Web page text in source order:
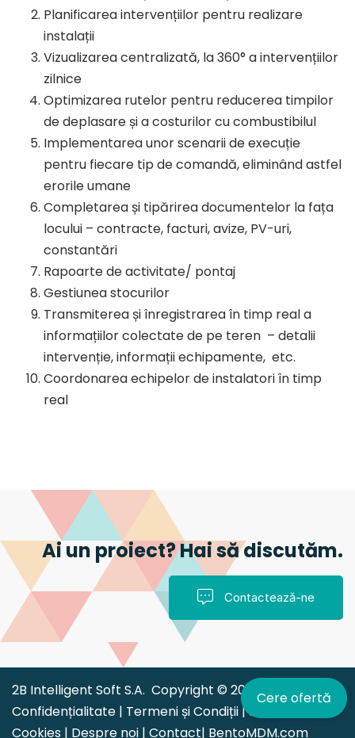
Cere ofertă
Planificarea intervențiilor pentru realizare
instalații
Vizualizarea centralizată, la 360° a intervențiilor
zilnice
Optimizarea rutelor pentru reducerea timpilor
de deplasare și a costurilor cu combustibilul
Implementarea unor scenarii de execuție
pentru fiecare tip de comandă, eliminând astfel
erorile umane
Completarea și tipărirea documentelor la fața
locului – contracte, facturi, avize, PV-uri,
constantări
Rapoarte de activitate/ pontaj
Gestiunea stocurilor
Transmiterea și înregistrarea în timp real a
informațiilor colectate de pe teren – detalii
intervenție, informații echipamente, etc.
Coordonarea echipelor de instalatori în timp
real
Ai un proiect? Hai să discutăm.
Contactează-ne
2B Intelligent Soft S.A. Copyright © 2026 |
Politica de
Confidențialitate | Termeni și Condiții|Politica
Cookies | Despre noi | Contact| BentoMDM.com|